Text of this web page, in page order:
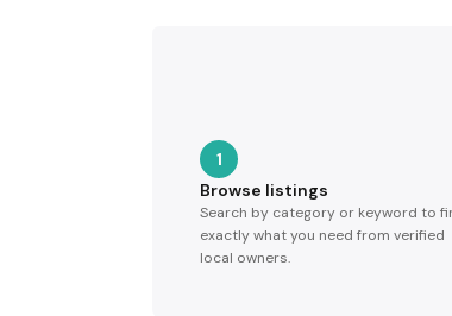
1
Browse listings
Search by category or keyword to
exactly what you need from verified
local owners.